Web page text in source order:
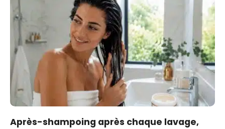
Après-shampoing après chaque lavage,